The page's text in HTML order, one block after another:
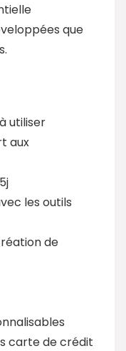
que
utiliser
aux
les outils
de
carte de crédit